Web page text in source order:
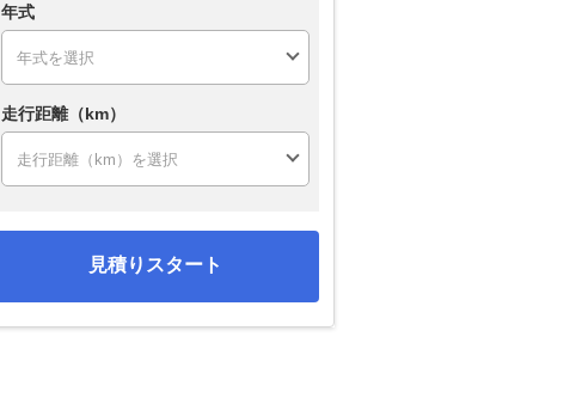
年式
走行距離（km）
見積りスタート